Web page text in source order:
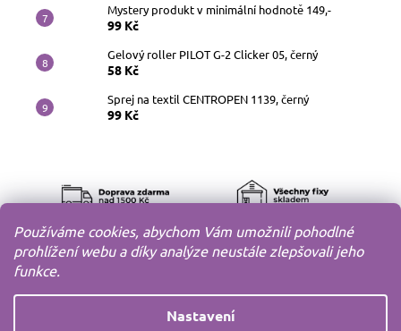
Používáme cookies, abychom Vám umožnili pohodlné
prohlížení webu a díky analýze neustále zlepšovali jeho
funkce.
Nastavení
Mystery produkt v minimální hodnotě 149,-
99 Kč
Gelový roller PILOT G-2 Clicker 05, černý
58 Kč
Sprej na textil CENTROPEN 1139, černý
99 Kč